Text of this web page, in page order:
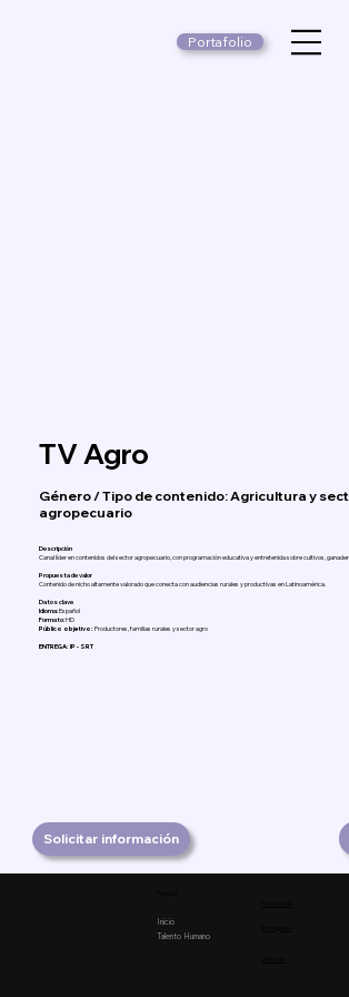
Portafolio
TV Agro
Género / Tipo de contenido: Agricultura y
agropecuario
Descripción
Canal líder en contenidos del sector agropecuario, con programación educativa y entretenida sobre cultivos,
Propuesta de valor
Contenido de nicho altamente valorado que conecta con audiencias rurales y productivas en Latinoamérica.
Datos clave
Idioma:Español
Formato:HD
Público objetivo: Productores, familias rurales y sector agro
ENTREGA: IP - SRT
Solicitar información
Inicio
Talento Humano